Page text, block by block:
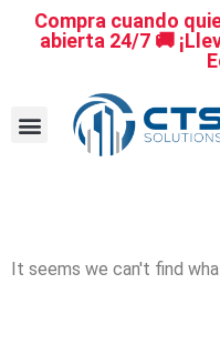
Compra cuando
abierta 24/7 🚚
It seems we can't find